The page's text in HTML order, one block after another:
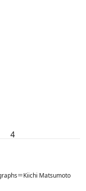
4
＝Kiichi Matsumoto